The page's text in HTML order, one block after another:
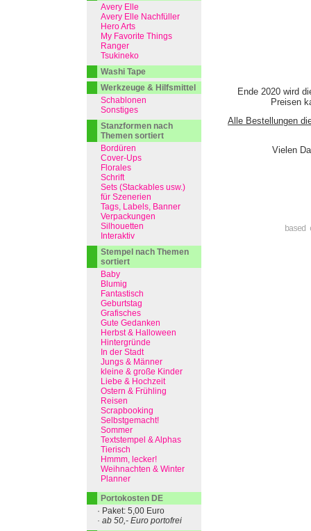
Ende 2020 wird
Preisen
Alle Bestellungen
Vielen
Avery Elle
Avery Elle Nachfüller
Hero Arts
My Favorite Things
Ranger
Tsukineko
Washi Tape
Werkzeuge & Hilfsmittel
Schablonen
Sonstiges
Stanzformen nach
Themen sortiert
Bordüren
Cover-Ups
Florales
Schrift
Sets (Stackables usw.)
für Szenerien
Tags, Labels, Banner
Verpackungen
Silhouetten
Interaktiv
Stempel nach Themen
sortiert
Baby
Blumig
Fantastisch
Geburtstag
Grafisches
Gute Gedanken
Herbst & Halloween
Hintergründe
In der Stadt
Jungs & Männer
kleine & große Kinder
Liebe & Hochzeit
Ostern & Frühling
Reisen
Scrapbooking
Selbstgemacht!
Sommer
Textstempel & Alphas
Tierisch
Hmmm, lecker!
Weihnachten & Winter
Planner
Portokosten DE
· Paket: 5,00 Euro
· ab 50,- Euro portofrei